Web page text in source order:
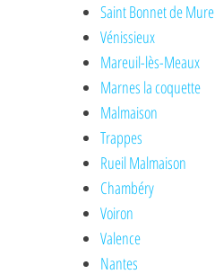
Saint Bonnet de Mure
Vénissieux
Mareuil-lès-Meaux
Marnes la coquette
Malmaison
Trappes
Rueil Malmaison
Chambéry
Voiron
Valence
Nantes